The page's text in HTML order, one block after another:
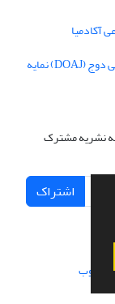
آکادمیا
فصلنامه علمی "علوم و فنون نظامی" در پایگاه بین المللی دوج (DOAJ) نمایه
نشریه مشترک
اشتراک
سیناوب